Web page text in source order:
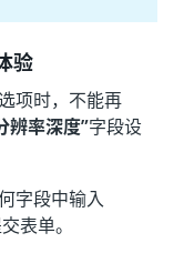
验
项时，不能再
辨率深度”字段设
字段中输入
表单。